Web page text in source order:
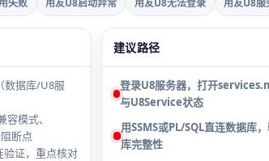
失败 用友U8启动异常 用友U8无法登录 用友U8服
数据库/U8服
容模式、
断点
验证，重点核对
建议路径
登录U8服务器，打开
与U8Service状态
用SSMS或PL/SQL直连数据库
库完整性